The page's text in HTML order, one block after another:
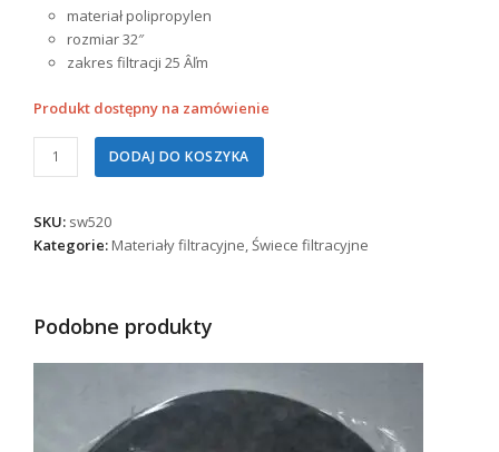
materiał polipropylen
rozmiar 32″
zakres filtracji 25 Âľm
Produkt dostępny na zamówienie
PP
32"/25um
DODAJ DO KOSZYKA
SKU: sw520
Kategorie: Materiały filtracyjne Świece filtracyjne
Podobne produkty